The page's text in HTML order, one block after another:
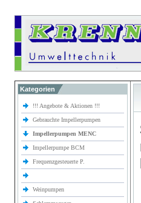
Kategorien
!!! Angebote & Aktionen !!!
Gebrauchte Impellerpumpen
Impellerpumpen MENC
Impellerpumpe BCM
Frequenzgesteuerte P.
Weinpumpen